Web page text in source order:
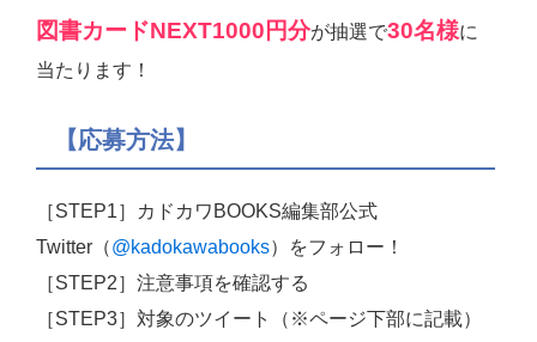
図書カードNEXT1000円分が抽選で30名様に
当たります！
【応募方法】
［STEP1］カドカワBOOKS編集部公式
Twitter（@kadokawabooks）をフォロー！
［STEP2］注意事項を確認する
［STEP3］対象のツイート（※ページ下部に記載）